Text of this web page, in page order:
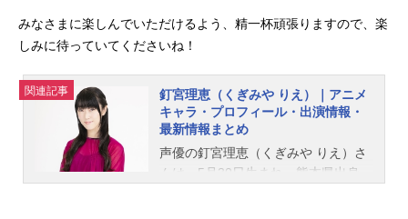
みなさまに楽しんでいただけるよう、精一杯頑張りますので、楽
しみに待っていてくださいね！
関連記事
釘宮理恵（くぎみや りえ）｜アニメ
キャラ・プロフィール・出演情報・
最新情報まとめ
声優の釘宮理恵（くぎみや りえ）さ
んは、5月30日生まれ、熊本県出身。